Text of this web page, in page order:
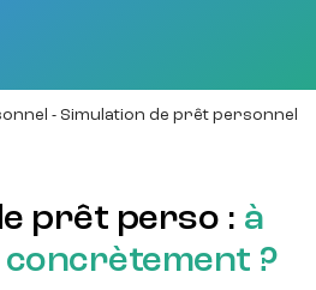
- Simulation de prêt personnel
prêt perso : à
?